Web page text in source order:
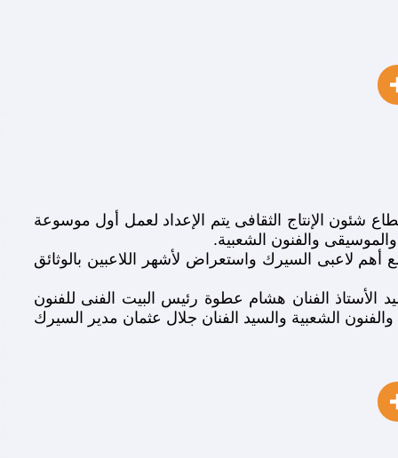
شئون الإنتاج الثقافى يتم الإعداد لعمل أول موسوعة
والفنون الشعبية.
أهم لاعبى السيرك واستعراض لأشهر اللاعبين بالوثائق
الأستاذ الفنان هشام عطوة رئيس البيت الفنى للفنون
الشعبية والسيد الفنان جلال عثمان مدير السيرك